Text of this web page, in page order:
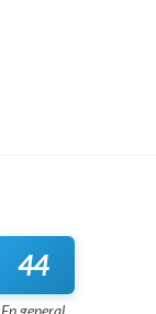
44
En general